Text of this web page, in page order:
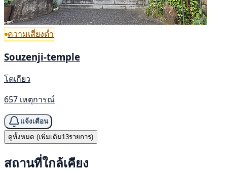
ความเสี่ยงต่ำ
Souzenji-temple
โตเกียว
657 เหตุการณ์
แจ้งเตือน
ดูทั้งหมด (เพิ่มเติม13รายการ)
สถานที่ใกล้เคียง